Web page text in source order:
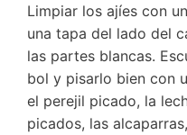
Limpiar los ajíes con
una tapa del lado del
las partes blancas.
bol y pisarlo bien con
el perejil picado, la
picados, las